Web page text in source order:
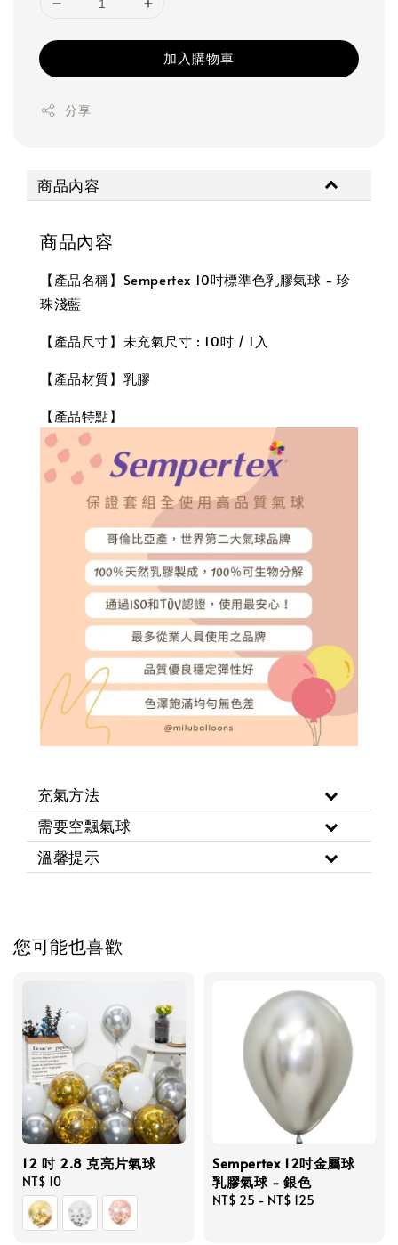
加入購物車
分享
商品內容
商品內容
【產品名稱】Sempertex 10吋標準色乳膠氣球 - 珍
珠淺藍
【產品尺寸】未充氣尺寸 : 10吋 / 1入
【產品材質】乳膠
【產品特點】
充氣方法
需要空飄氣球
溫馨提示
您可能也喜歡
12 吋 2.8 克亮片氣球
Regular
price
NT$ 10
Sempertex 12吋金屬球
乳膠氣球 - 銀色
Regular
NT$ 25 - NT$ 125